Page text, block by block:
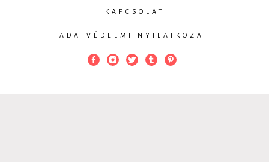
KAPCSOLAT
ADATVÉDELMI NYILATKOZAT